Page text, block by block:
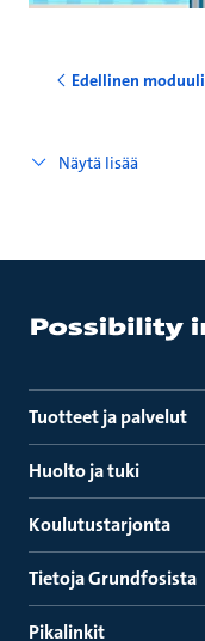
Edellinen moduuli
Näytä lisää
Tuotteet ja palvelut
Huolto ja tuki
Koulutustarjonta
Tietoja Grundfosista
Pikalinkit